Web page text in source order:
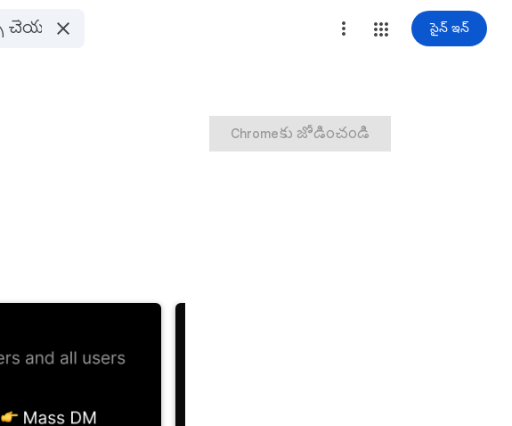
సైన్ ఇన్
Chromeకు జోడించండి